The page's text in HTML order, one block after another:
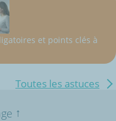
et points clés à
Toutes les astuces
↑